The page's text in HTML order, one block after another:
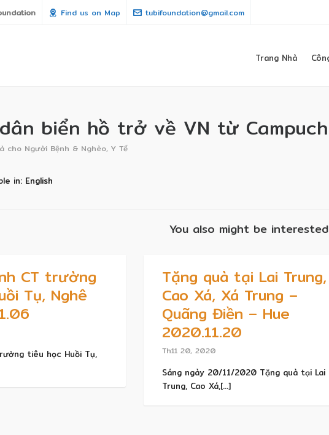
Find us on Map tubifoundation@gmail.com
Trang Nhà
biển hồ trở về VN từ
cho Người Bệnh & Nghèo, Y Tế
in: English
You also might be
CT trường
Tụ, Nghê
tiêu học Huồi Tụ,
Tặng quà tại Lai Trung,
Cao Xá, Xá Trung –
Quãng Điền – Hue
2020.11.20
Th11 20, 2020
Sáng ngày 20/11/2020 Tặng quà tại Lai
Trung, Cao Xá,[...]